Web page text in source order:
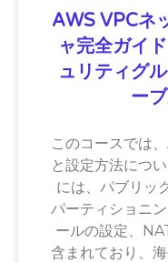
AWS VPCネ
ャ完全ガイ
ュリティグ
ー
このコースでは
と設定方法につ
には、パブリッ
パーティショニ
ールの設定、
含まれており、